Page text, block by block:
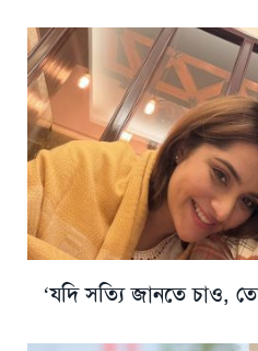
‘যদি সত্যি জানতে চাও,